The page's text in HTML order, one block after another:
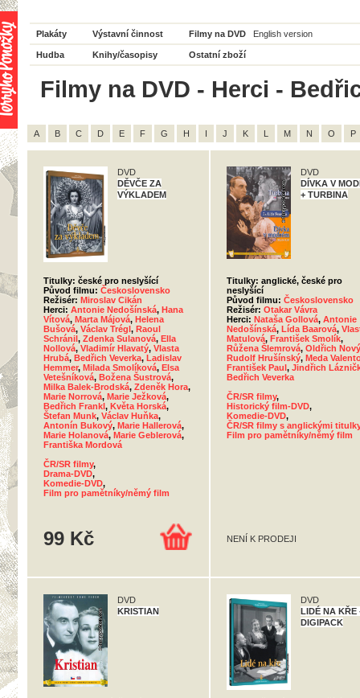
Plakáty Výstavní činnost Filmy na DVD English version
Hudba Knihy/časopisy Ostatní zboží
Filmy na DVD - Herci -
A B C D E F G H I J K L M N O P
DVD
DĚVČE ZA
VÝKLADEM
Titulky: české pro neslyšící
Původ filmu: Československo
Režisér: Miroslav Cikán
Herci: Antonie Nedošínská, Hana
Vítová, Marta Májová, Helena
Bušová, Václav Trégl, Raoul
Schránil, Zdenka Sulanová, Ella
Nollová, Vladimír Hlavatý, Vlasta
Hrubá, Bedřich Veverka, Ladislav
Hemmer, Milada Smolíková, Elsa
Vetešníková, Božena Šustrová,
Milka Balek-Brodská, Zdeněk Hora,
Marie Norrová, Marie Ježková,
Bedřich Frankl, Květa Horská,
Štefan Munk, Václav Huňka,
Antonín Bukový, Marie Hallerová,
Marie Holanová, Marie Geblerová,
Františka Mordová
ČR/SR filmy,
Drama-DVD,
Komedie-DVD,
Film pro pamětníky/němý film
99 Kč
DVD
DÍVKA V
+ TURBINA
Titulky: anglické, české pro
neslyšící
Původ filmu: Československo
Režisér: Otakar Vávra
Herci: Nataša Gollová, Antonie
Nedošínská, Lída Baarová,
Matulová, František Smolík,
Růžena Šlemrová, Oldřich Nový
Rudolf Hrušínský, Meda
František Paul, Jindřich
Bedřich Veverka
ČR/SR filmy,
Historický film-DVD,
Komedie-DVD,
ČR/SR filmy s anglickými titulky
Film pro pamětníky/němý film
NENÍ K PRODEJI
DVD
KRISTIAN
DVD
LIDÉ NA KŘE
DIGIPACK